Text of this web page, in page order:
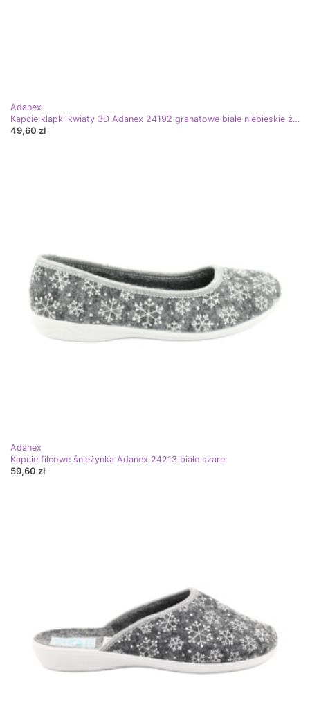
Adanex
Kapcie klapki kwiaty 3D Adanex 24192 granatowe białe niebieskie żółte
49,60 zł
Adanex
Kapcie filcowe śnieżynka Adanex 24213 białe szare
59,60 zł